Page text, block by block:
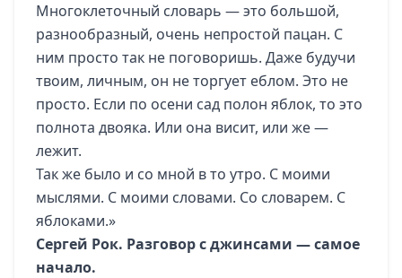
Многоклеточный словарь — это большой,
разнообразный, очень непростой пацан. С
ним просто так не поговоришь. Даже будучи
твоим, личным, он не торгует еблом. Это не
просто. Если по осени сад полон яблок, то это
полнота двояка. Или она висит, или же —
лежит.
Так же было и со мной в то утро. С моими
мыслями. С моими словами. Со словарем. С
яблоками.»
Сергей Рок. Разговор с джинсами — самое
начало.